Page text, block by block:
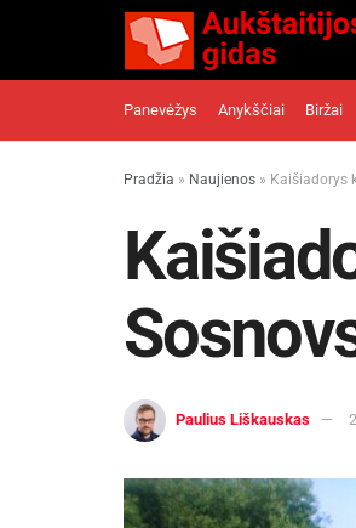
Panevėžys Anykščiai Biržai
Pradžia » Naujienos » Kaišiadorys
Paulius Liškauskas